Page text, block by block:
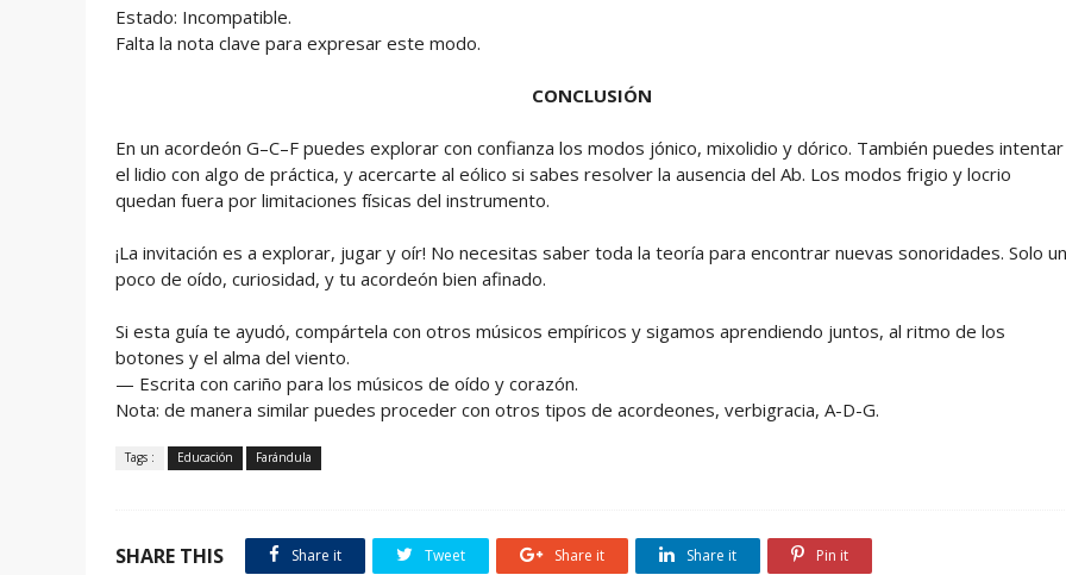
Estado: Incompatible.
Falta la nota clave para expresar este modo.
CONCLUSIÓN
En un acordeón G–C–F puedes explorar con confianza los modos jónico, mixolidio y dórico. También puedes intentar
el lidio con algo de práctica, y acercarte al eólico si sabes resolver la ausencia del Ab. Los modos frigio y locrio
quedan fuera por limitaciones físicas del instrumento.
¡La invitación es a explorar, jugar y oír! No necesitas saber toda la teoría para encontrar nuevas sonoridades. Solo un
poco de oído, curiosidad, y tu acordeón bien afinado.
Si esta guía te ayudó, compártela con otros músicos empíricos y sigamos aprendiendo juntos, al ritmo de los
botones y el alma del viento.
— Escrita con cariño para los músicos de oído y corazón.
Nota: de manera similar puedes proceder con otros tipos de acordeones, verbigracia, A-D-G.
Tags : Educación Farándula
SHARE THIS Share it Tweet Share it Share it Pin it